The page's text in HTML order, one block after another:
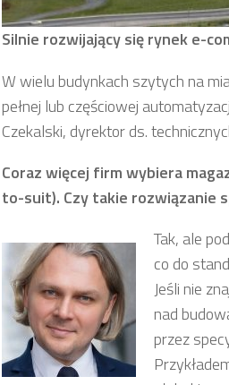
Silnie rozwijający się rynek e-
W wielu budynkach szytych na
pełnej lub częściowej
Czekalski, dyrektor ds.
Coraz więcej firm wybiera
to-suit). Czy takie rozwiązanie
Tak, ale
co do
Jeśli nie
nad
przez